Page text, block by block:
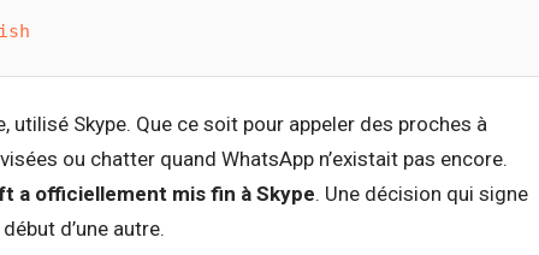
utilisé Skype. Que ce soit pour appeler des proches à
ou chatter quand WhatsApp n’existait pas encore.
a officiellement mis fin à Skype. Une décision qui signe
d’une autre.